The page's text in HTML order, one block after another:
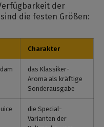
der
die festen Größen:
Charakter
das Klassiker-
Aroma als kräftige
Sonderausgabe
die Special-
Varianten der